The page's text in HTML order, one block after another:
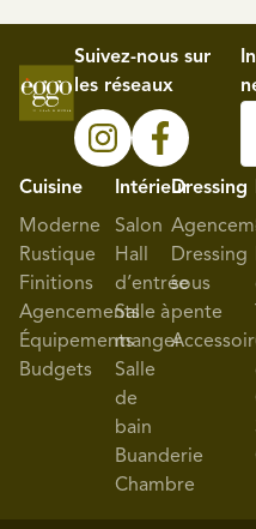
Suivez-nous sur
les réseaux
Cuisine
Moderne
Rustique
Finitions
Agencements
Équipements
Budgets
Intérieur
Salon
Hall
d’entrée
Salle à
manger
Salle
de
bain
Buanderie
Chambre
Dressing
Dressing
sous
pente